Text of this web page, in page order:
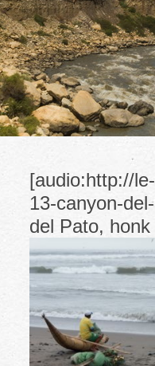
[audio:http://
13-canyon-
del Pato,